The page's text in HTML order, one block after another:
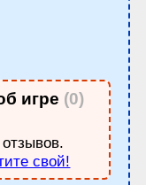
игре (0)
отзывов.
свой!